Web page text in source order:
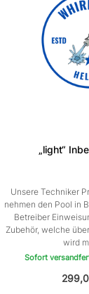
„light“
Unsere Techniker
nehmen den Pool in
Betreiber
Zubehör, welche
wird
Sofort